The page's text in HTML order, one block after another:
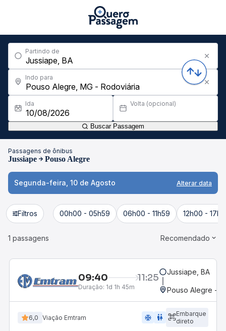
Partindo de
Indo para
Ida Volta (opcional)
Buscar Passagem
Passagens de ônibus
Jussiape Pouso Alegre
Segunda-feira, 10 de Agosto Alterar data
Filtros 00h00 - 05h59 06h00 - 11h59 12h00 -
1 passagens Recomendado
09:40 11:25
Duração: 1d 1h 45m
Jussiape, BA
Pouso Alegre -
6,0 Viação Emtram ac_unit wc
Embarque
direto